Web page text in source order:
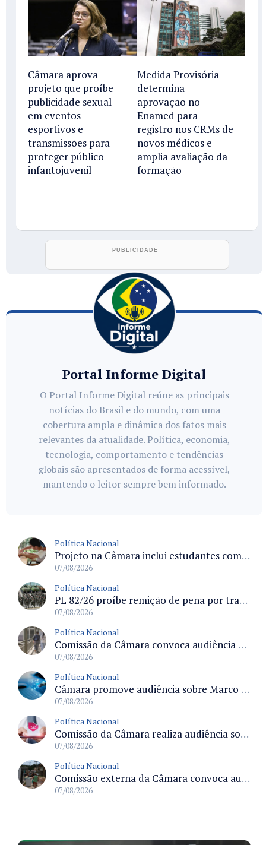
Câmara aprova
projeto que proíbe
publicidade sexual
em eventos
esportivos e
transmissões para
proteger público
infantojuvenil
Medida Provisória
determina
aprovação no
Enamed para
registro nos CRMs de
novos médicos e
amplia avaliação da
formação
Portal Informe Digital
O Portal Informe Digital reúne as principais
notícias do Brasil e do mundo, com uma
cobertura ampla e dinâmica dos fatos mais
relevantes da atualidade. Política, economia,
tecnologia, comportamento e tendências
globais são apresentados de forma acessível,
mantendo o leitor sempre bem informado.
Política Nacional
Projeto na Câmara inclui estudantes com deficiência no regime escolar especial da LDB e estabelece critérios para frequência
07/08/2026
Política Nacional
PL 82/26 proíbe remição de pena por trabalho em funções militares para condenados por crimes contra o Estado Democrático de Direito
07/08/2026
Política Nacional
Comissão da Câmara convoca audiência para discutir misoginia nas escolas e universidades após divulgação de listas misóginas
07/08/2026
Política Nacional
Câmara promove audiência sobre Marco de Fomento à Economia Digital e impactos da inteligência artificial
07/08/2026
Política Nacional
Comissão da Câmara realiza audiência sobre apostas online para medir o tamanho do mercado ilegal
07/08/2026
Política Nacional
Comissão externa da Câmara convoca audiência pública sobre chuvas na Zona da Mata de Minas Gerais e impactos em Juiz de Fora
07/08/2026